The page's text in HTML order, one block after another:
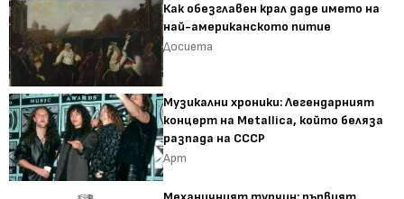
Как обезглавен крал даде името на
най-американското питие
Досиета
Музикални хроники: Легендарният
концерт на Metallica, който беляза
разпада на СССР
Арт